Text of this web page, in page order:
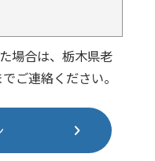
場合は、栃木県老
ご連絡ください。